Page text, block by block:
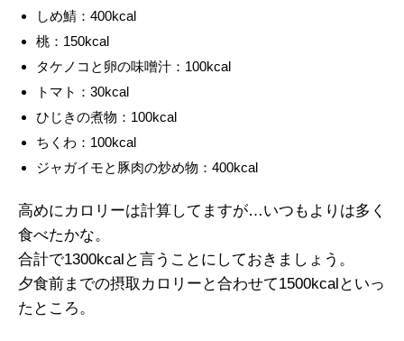
しめ鯖：400kcal
桃：150kcal
タケノコと卵の味噌汁：100kcal
トマト：30kcal
ひじきの煮物：100kcal
ちくわ：100kcal
ジャガイモと豚肉の炒め物：400kcal
高めにカロリーは計算してますが…いつもよりは多く
食べたかな。
合計で1300kcalと言うことにしておきましょう。
夕食前までの摂取カロリーと合わせて1500kcalといっ
たところ。